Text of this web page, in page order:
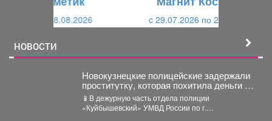
c 29.07.2026 по 25.08.2026
НОВОСТИ
Новокузнецкие полицейские задержали
проститутку, которая похитила деньги у
клиента
📱В дежурную часть отдела полиции
«Куйбышевский» УМВД России по г.